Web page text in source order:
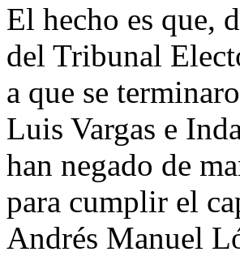
El hecho es que,
del Tribunal
a que se
Luis Vargas e
han negado de
para cumplir el
Andrés Manuel